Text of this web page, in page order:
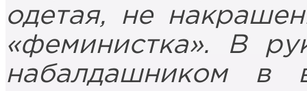
одетая, не
«феминистка». В
набалдашником в